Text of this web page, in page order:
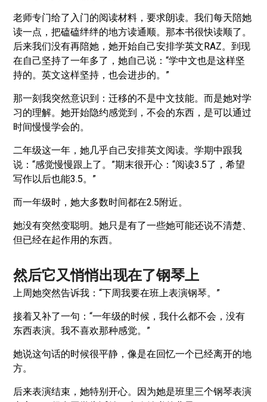
老师专门给了入门的阅读材料，要求朗读。我们每天陪她
读一点，把磕磕绊绊的地方读通顺。那本书很快读顺了。
后来我们没有再陪她，她开始自己安排学英文RAZ。到现
在自己坚持了一年多了，她自己说：“学中文也是这样坚
持的。英文这样坚持，也会进步的。”
那一刻我突然意识到：迁移的不是中文技能。而是她对学
习的理解。她开始隐约感觉到，不会的东西，是可以通过
时间慢慢学会的。
二年级这一年，她几乎自己安排英文阅读。学期中跟我
说：“感觉慢慢跟上了。”期末很开心：“阅读3.5了，希望
写作以后也能3.5。”
而一年级时，她大多数时间都在2.5附近。
她没有突然变聪明。她只是有了一些她可能还说不清楚、
但已经在起作用的东西。
然后它又悄悄出现在了钢琴上
上周她突然告诉我：“下周我要在班上表演钢琴。”
接着又补了一句：“一年级的时候，我什么都不会，没有
东西表演。我不喜欢那种感觉。”
她说这句话的时候很平静，像是在回忆一个已经离开的地
方。
后来表演结束，她特别开心。因为她是班里三个钢琴表演